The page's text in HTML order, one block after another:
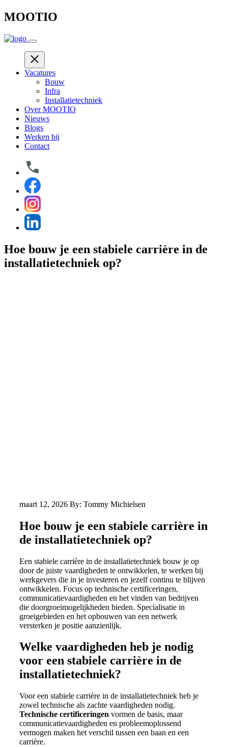
Skip
to
content
MOOTIO
Vacatures
Bouw
Infra
Installatietechniek
Over MOOTIO
Nieuws
Blogs
Werken bij
Contact
Hoe bouw je een stabiele carrière in de
installatietechniek op?
maart 12, 2026 By: Tommy Michielsen
Hoe bouw je een stabiele carrière in
de installatietechniek op?
Een stabiele carrière in de installatietechniek bouw je op
door de juiste vaardigheden te ontwikkelen, te werken bij
werkgevers die in je investeren en jezelf continu te blijven
ontwikkelen. Focus op technische certificeringen,
communicatievaardigheden en het vinden van bedrijven
die doorgroeimogelijkheden bieden. Specialisatie in
groeigebieden en het opbouwen van een netwerk
versterken je positie aanzienlijk.
Welke vaardigheden heb je nodig
voor een stabiele carrière in de
installatietechniek?
Voor een stabiele carrière in de installatietechniek heb je
zowel technische als zachte vaardigheden nodig.
Technische certificeringen vormen de basis, maar
communicatievaardigheden en probleemoplossend
vermogen maken het verschil tussen een baan en een
carrière.